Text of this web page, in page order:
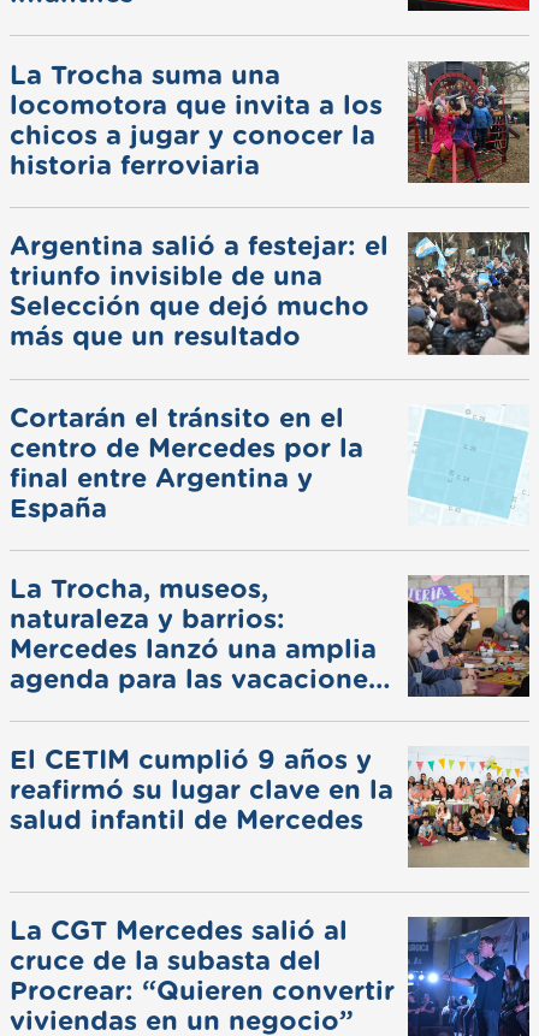
La Trocha suma una
locomotora que invita a los
chicos a jugar y conocer la
historia ferroviaria
Argentina salió a festejar: el
triunfo invisible de una
Selección que dejó mucho
más que un resultado
Cortarán el tránsito en el
centro de Mercedes por la
final entre Argentina y
España
La Trocha, museos,
naturaleza y barrios:
Mercedes lanzó una amplia
agenda para las vacaciones
El CETIM cumplió 9 años y
reafirmó su lugar clave en la
salud infantil de Mercedes
La CGT Mercedes salió al
cruce de la subasta del
Procrear: “Quieren convertir
viviendas en un negocio”